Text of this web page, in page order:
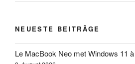
NEUESTE BEITRÄGE
Le MacBook Neo met Windows 11